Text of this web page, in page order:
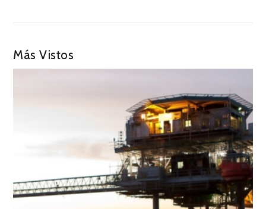
Más Vistos